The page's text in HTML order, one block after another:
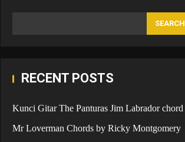
SEARCH
RECENT POSTS
Kunci Gitar The Panturas Jim Labrador chord
Mr Loverman Chords by Ricky Montgomery